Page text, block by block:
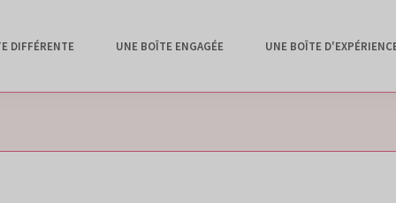
DIFFÉRENTE UNE BOÎTE ENGAGÉE UNE BOÎTE